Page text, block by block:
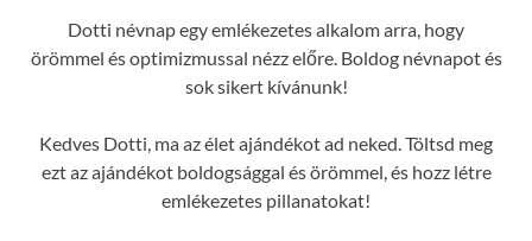
Dotti névnap egy emlékezetes alkalom arra, hogy
örömmel és optimizmussal nézz előre. Boldog névnapot és
sok sikert kívánunk!
Kedves Dotti, ma az élet ajándékot ad neked. Töltsd meg
ezt az ajándékot boldogsággal és örömmel, és hozz létre
emlékezetes pillanatokat!